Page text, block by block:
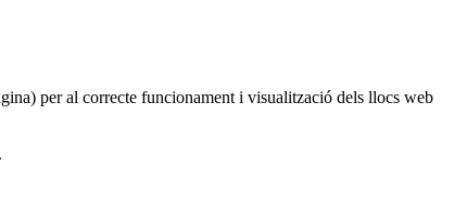
per al correcte funcionament i visualització dels llocs web